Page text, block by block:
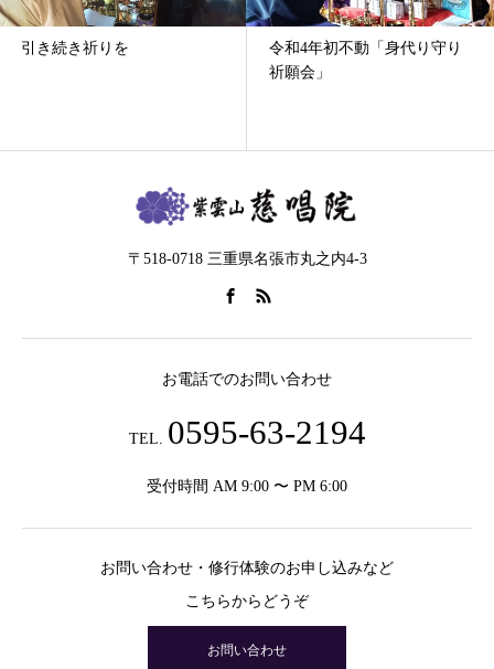
を
令和4年初不動「身代り守り
令和4年
〒518-0718 三重県名張市丸之内4-3
お電話でのお問い合わせ
TEL. 0595-63-2194
受付時間 AM 9:00 〜 PM 6:00
お問い合わせ・修行体験のお申し込みなど
こちらからどうぞ
お問い合わせ